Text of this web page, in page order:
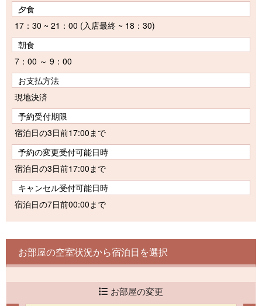
夕食
17：30 ~ 21：00 (入店最終 ~ 18：30)
朝食
7：00 ～ 9：00
お支払方法
現地決済
予約受付期限
宿泊日の3日前17:00まで
予約の変更受付可能日時
宿泊日の3日前17:00まで
キャンセル受付可能日時
宿泊日の7日前00:00まで
お部屋の空室状況から宿泊日を選択
お部屋の変更